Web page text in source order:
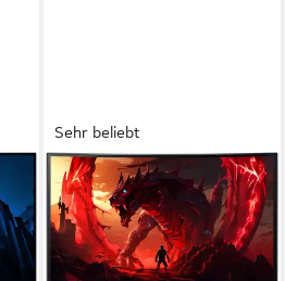
Sehr beliebt
ACER
Nitro ED240QP0bi Curved-
LED-Monitor
59,9 cm/ 23,6 Zoll Diagonale
1920 x 1080 px, Full HD
Auflösung